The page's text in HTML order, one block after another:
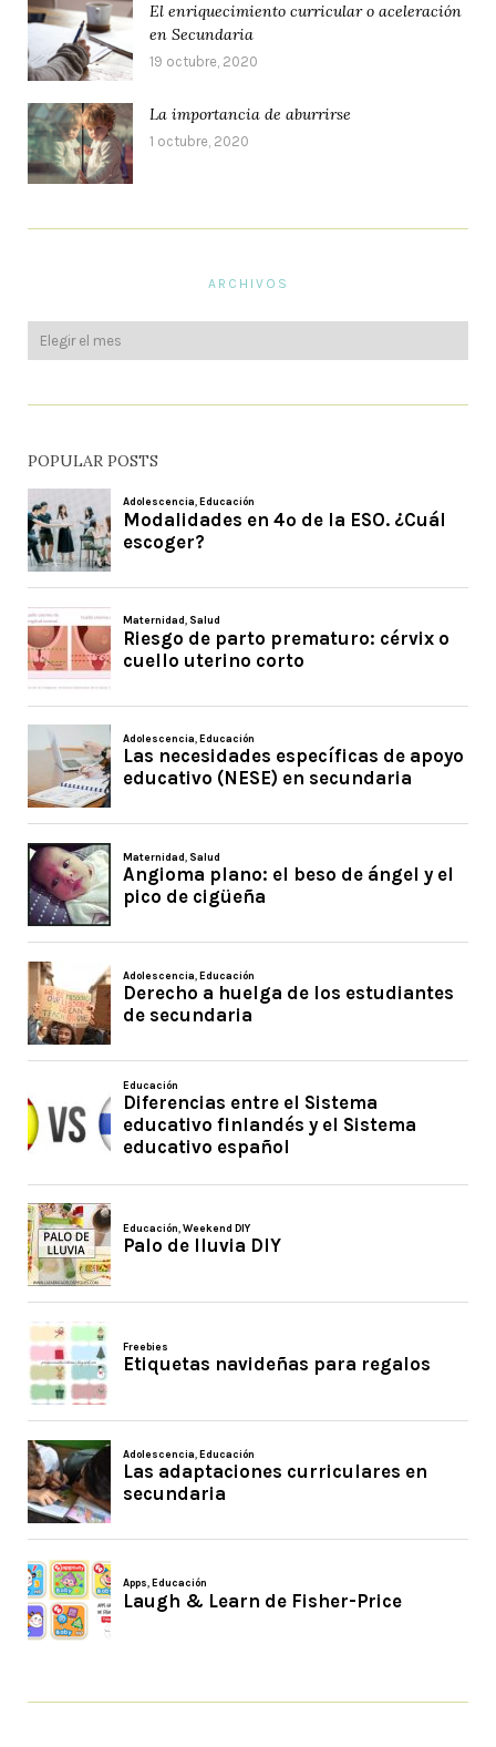
El enriquecimiento curricular o aceleración
en Secundaria
19 octubre, 2020
La importancia de aburrirse
1 octubre, 2020
ARCHIVOS
POPULAR POSTS